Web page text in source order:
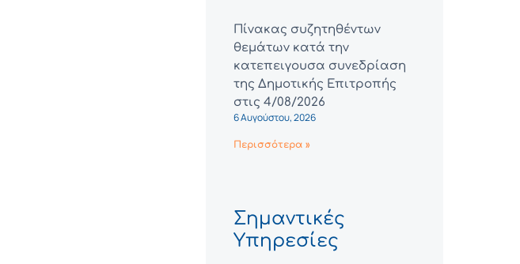
Πίνακας συζητηθέντων
θεμάτων κατά την
κατεπειγουσα συνεδρίαση
της Δημοτικής Επιτροπής
στις 4/08/2026
6 Αυγούστου, 2026
Περισσότερα »
Σημαντικές
Υπηρεσίες